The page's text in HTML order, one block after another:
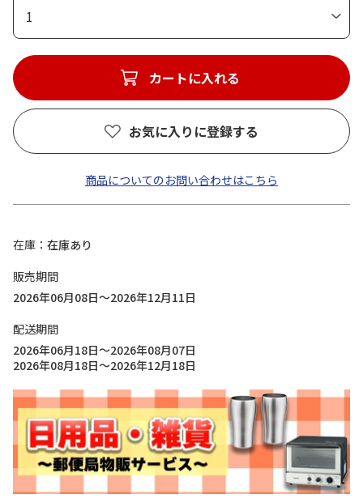
1
カートに入れる
お気に入りに登録する
商品についてのお問い合わせはこちら
在庫
在庫あり
販売期間
2026年06月08日～2026年12月11日
配送期間
2026年06月18日～2026年08月07日
2026年08月18日～2026年12月18日